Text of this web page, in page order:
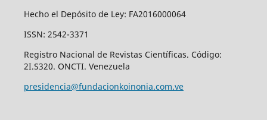
Hecho el Depósito de Ley: FA2016000064
ISSN: 2542-3371
Registro Nacional de Revistas Científicas. Código:
2I.S320. ONCTI. Venezuela
presidencia@fundacionkoinonia.com.ve